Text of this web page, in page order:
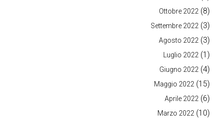
Ottobre 2022 (8)
Settembre 2022 (3)
Agosto 2022 (3)
Luglio 2022 (1)
Giugno 2022 (4)
Maggio 2022 (15)
Aprile 2022 (6)
Marzo 2022 (10)